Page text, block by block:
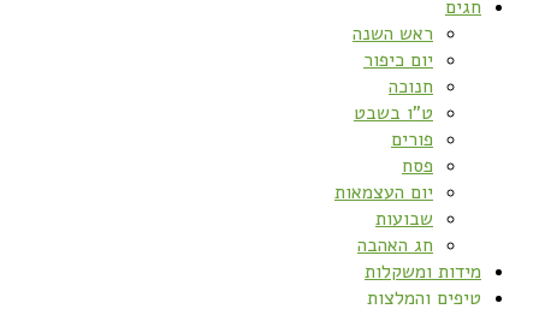
חגים
ראש השנה
יום כיפור
חנוכה
ט”ו בשבט
פורים
פסח
יום העצמאות
שבועות
חג האהבה
מידות ומשקלות
טיפים והמלצות